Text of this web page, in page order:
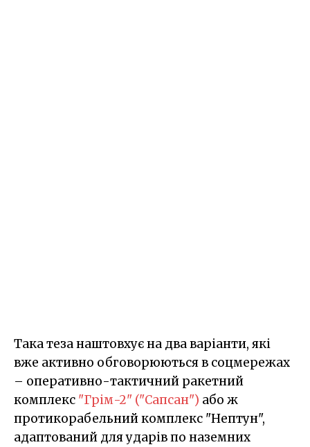
Така теза наштовхує на два варіанти, які
вже активно обговорюються в соцмережах
– оперативно-тактичний ракетний
комплекс "Грім-2" ("Сапсан") або ж
протикорабельний комплекс "Нептун",
адаптований для ударів по наземних